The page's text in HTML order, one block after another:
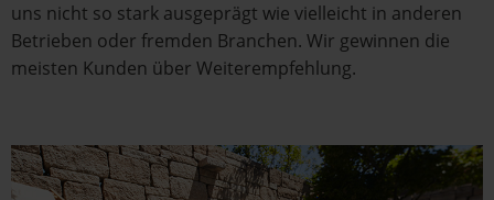
uns nicht so stark ausgeprägt wie vielleicht in anderen
Betrieben oder fremden Branchen. Wir gewinnen die
meisten Kunden über Weiterempfehlung.